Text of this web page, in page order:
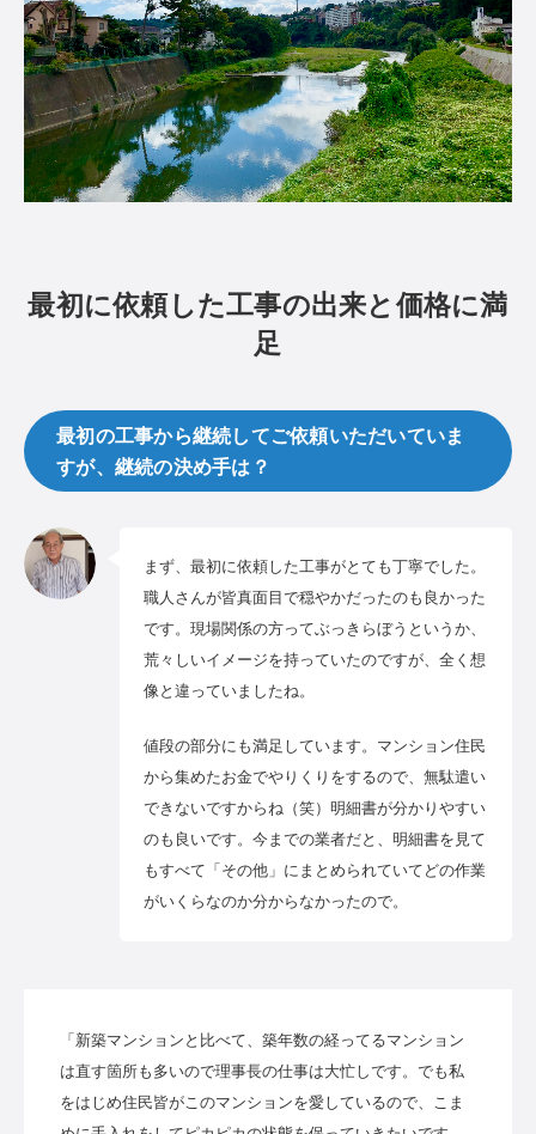
最初に依頼した工事の出来と価格に満
足
最初の工事から継続してご依頼いただいていま
すが、継続の決め手は？
まず、最初に依頼した工事がとても丁寧でした。
職人さんが皆真面目で穏やかだったのも良かった
です。現場関係の方ってぶっきらぼうというか、
荒々しいイメージを持っていたのですが、全く想
像と違っていましたね。
値段の部分にも満足しています。マンション住民
から集めたお金でやりくりをするので、無駄遣い
できないですからね（笑）明細書が分かりやすい
のも良いです。今までの業者だと、明細書を見て
もすべて「その他」にまとめられていてどの作業
がいくらなのか分からなかったので。
「新築マンションと比べて、築年数の経ってるマンション
は直す箇所も多いので理事長の仕事は大忙しです。でも私
をはじめ住民皆がこのマンションを愛しているので、こま